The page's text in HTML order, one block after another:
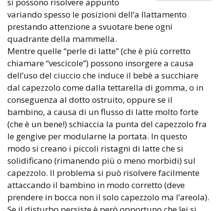
variando spesso le posizioni dell’a llattamento
prestando attenzione a svuotare bene ogni
quadrante della mammella.
Mentre quelle “perle di latte” (che è più corretto
chiamare “vescicole”) possono insorgere a causa
dell’uso del ciuccio che induce il bebè a succhiare
dal capezzolo come dalla tettarella di gomma, o in
conseguenza al dotto ostruito, oppure se il
bambino, a causa di un flusso di latte molto forte
(che è un bene!) schiaccia la punta del capezzolo fra
le gengive per modularne la portata. In questo
modo si creano i piccoli ristagni di latte che si
solidificano (rimanendo più o meno morbidi) sul
capezzolo. Il problema si può risolvere facilmente
attaccando il bambino in modo corretto (deve
prendere in bocca non il solo capezzolo ma l’areola).